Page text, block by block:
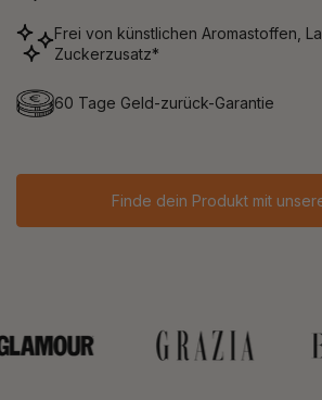
Frei von künstlichen Aromastoffen,
Zuckerzusatz*
60 Tage Geld-zurück-Garantie
Finde dein Produkt mit